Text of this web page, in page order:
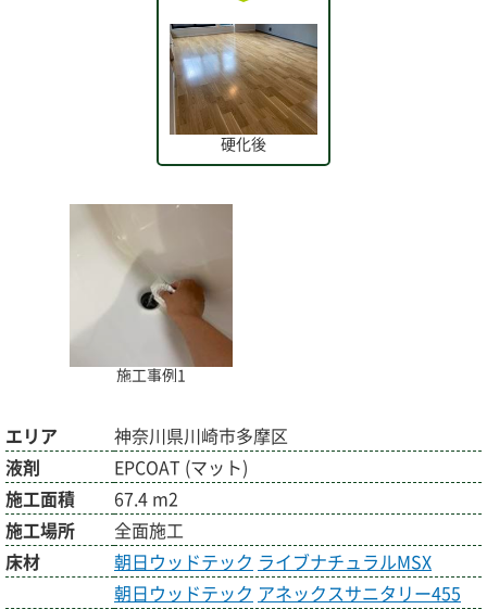
硬化後
施工事例1
エリア
神奈川県川崎市多摩区
液剤
EPCOAT (マット)
施工面積
67.4 m2
施工場所
全面施工
床材
朝日ウッドテック ライブナチュラルMSX
朝日ウッドテック アネックスサニタリー455